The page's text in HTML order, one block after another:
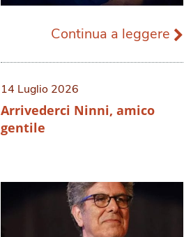
Continua a leggere
14 Luglio 2026
Arrivederci Ninni, amico
gentile